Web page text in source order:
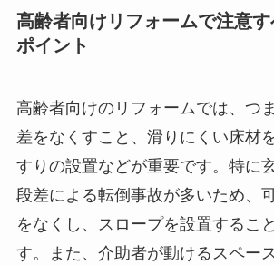
高齢者向けリフォームで注意
ポイント
高齢者向けのリフォームでは、つ
差をなくすこと、滑りにくい床材
すりの設置などが重要です。特に
段差による転倒事故が多いため、
をなくし、スロープを設置するこ
す。また、介助者が動けるスペー